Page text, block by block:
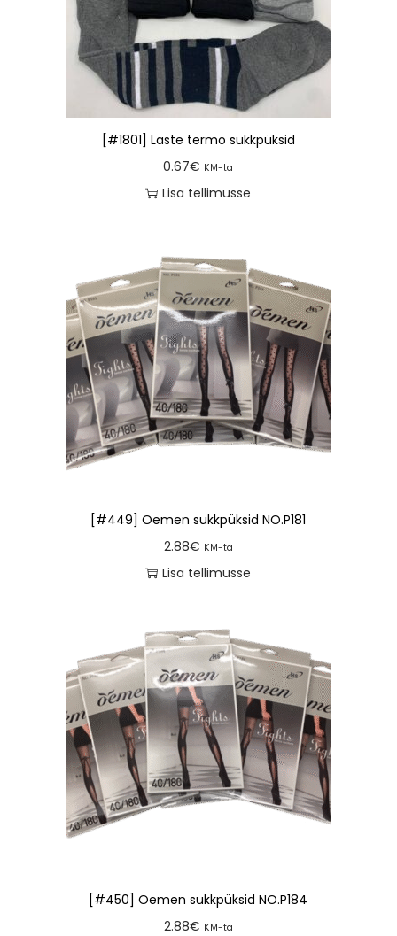
[#1801] Laste termo sukkpüksid
0.67€ KM-ta
Lisa tellimusse
[#449] Oemen sukkpüksid NO.P181
2.88€ KM-ta
Lisa tellimusse
[#450] Oemen sukkpüksid NO.P184
2.88€ KM-ta